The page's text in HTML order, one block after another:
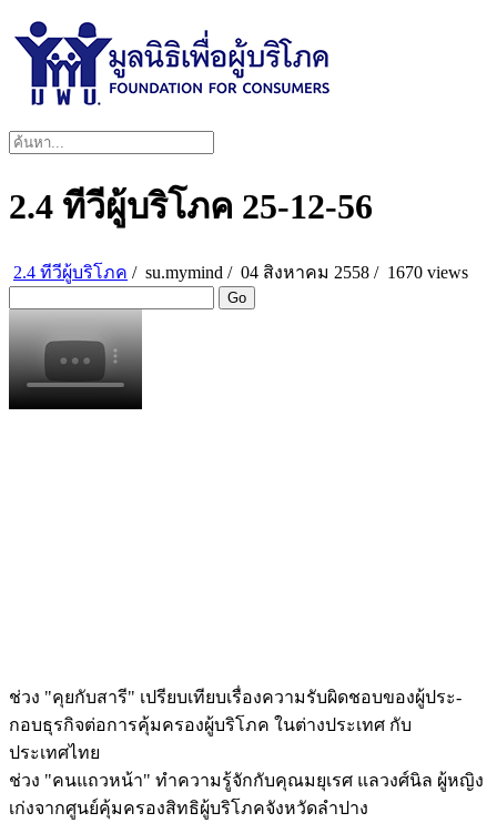
2.4 ทีวีผู้บริโภค 25-12-56
2.4 ทีวีผู้บริโภค / su.mymind / 04 สิงหาคม 2558 / 1670 views
Go
ช่วง "คุยกับสารี" เปรียบเทียบเรื่องความรับผิดชอบของผู้ประ­
กอบธุรกิจต่อการคุ้มครองผู้บริโภค ในต่างประเทศ กับ
ประเทศไทย
ช่วง "คนแถวหน้า" ทำความรู้จักกับคุณมยุเรศ แลวงศ์นิล ผู้หญิง
เก่งจากศูนย์คุ้มครองสิทธิผู้บริโภ­คจังหวัดลำปาง